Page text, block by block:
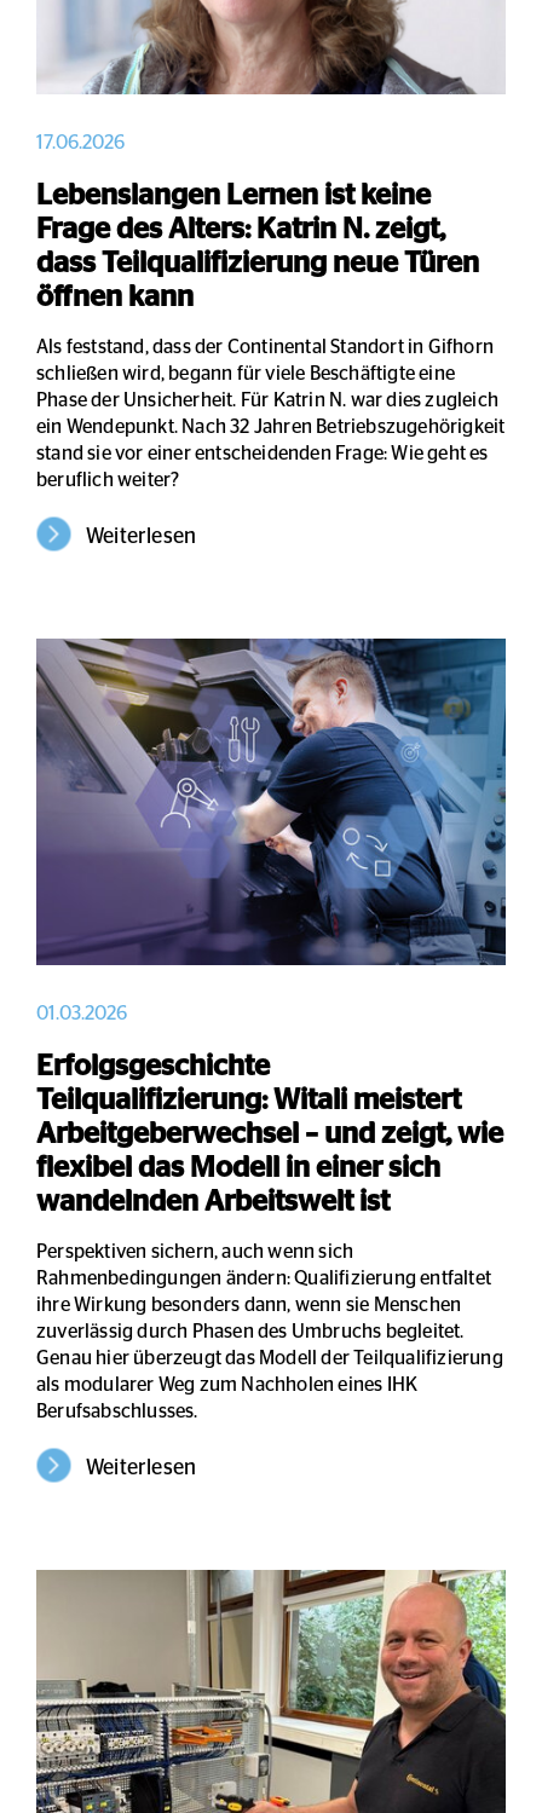
17.06.2026
Lebenslangen Lernen ist keine
Frage des Alters: Katrin N. zeigt,
dass Teilqualifizierung neue Türen
öffnen kann
Als feststand, dass der Continental Standort in Gifhorn
schließen wird, begann für viele Beschäftigte eine
Phase der Unsicherheit. Für Katrin N. war dies zugleich
ein Wendepunkt. Nach 32 Jahren Betriebszugehörigkeit
stand sie vor einer entscheidenden Frage: Wie geht es
beruflich weiter?
Weiterlesen
01.03.2026
Erfolgsgeschichte
Teilqualifizierung: Witali meistert
Arbeitgeberwechsel – und zeigt, wie
flexibel das Modell in einer sich
wandelnden Arbeitswelt ist
Perspektiven sichern, auch wenn sich
Rahmenbedingungen ändern: Qualifizierung entfaltet
ihre Wirkung besonders dann, wenn sie Menschen
zuverlässig durch Phasen des Umbruchs begleitet.
Genau hier überzeugt das Modell der Teilqualifizierung
als modularer Weg zum Nachholen eines IHK
Berufsabschlusses.
Weiterlesen